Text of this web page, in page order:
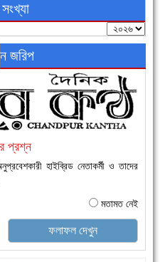
ইয়াবাসহ ১ জন গ্রেফতার
জরিপ
প্রশ্ন
হাইব্রিড নেতাকর্মী ও তাদের
মতামত নেই
ফলাফল দেখুন